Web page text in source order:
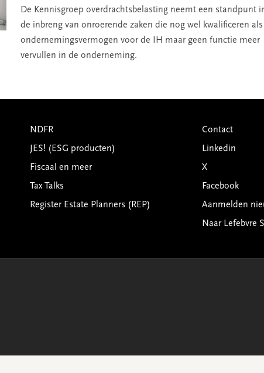
De Kennisgroep overdrachtsbelasting neemt een standpunt
de inbreng van onroerende zaken die nog wel kwalificeren als
ondernemingsvermogen voor de IH maar geen functie meer
vervullen in de onderneming.
NDFR
JES! (ESG producten)
Fiscaal en meer
Tax Talks
Register Estate Planners (REP)
Contact
Linkedin
X
Facebook
Aanmelden
Naar Lefebvre